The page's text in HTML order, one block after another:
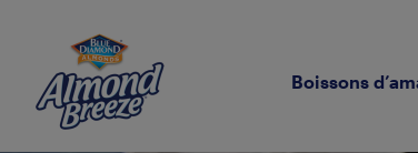
Almond Breeze
Boissons